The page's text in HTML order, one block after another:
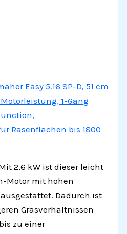
Easy 5.16 SP-D, 51 cm
1-Gang
Rasenflächen bis 1800
Mit 2,6 kW ist dieser leicht
Motor mit hohen
Dadurch ist
Grasverhältnissen
zu einer